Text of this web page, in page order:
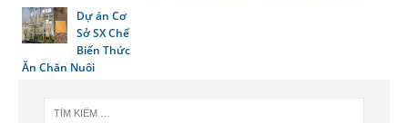
Dự án Cơ
Sở SX Chế
Biến Thức
Ăn Chăn Nuôi